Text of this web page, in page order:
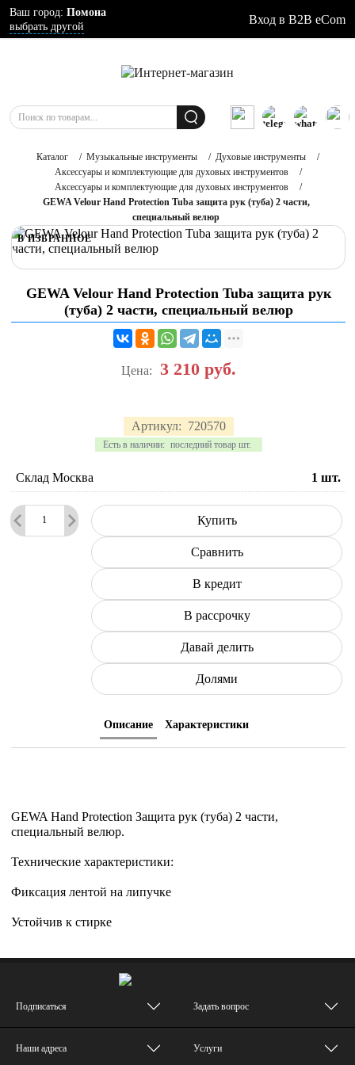
Ваш город: Помона
выбрать другой
Вход в B2B eCom
Каталог / Музыкальные инструменты / Духовые инструменты
/
Аксессуары и комплектующие для духовых инструментов
/
Аксессуары и комплектующие для духовых инструментов
/
GEWA Velour Hand Protection Tuba защита рук (туба) 2 части,
специальный велюр
В ИЗБРАННОЕ
GEWA Velour Hand Protection Tuba защита рук
(туба) 2 части, специальный велюр
Артикул: 720570
Есть в наличии: последний товар шт.
Цена: 3 210 руб.
Склад Москва 1 шт.
Купить
Сравнить
В кредит
В рассрочку
Давай делить
Долями
Описание Характеристики
GEWA Hand Protection Защита рук (туба) 2 части,
специальный велюр.
Технические характеристики:
Фиксация лентой на липучке
Устойчив к стирке
Подписаться
Наши адреса
Задать вопрос
Услуги